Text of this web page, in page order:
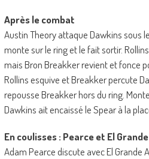
Après le combat
Austin Theory attaque Dawkins sous
monte sur le ring et le fait sortir.
mais Bron Breakker revient et fonce
Rollins esquive et Breakker percute
repousse Breakker hors du ring.
Dawkins ait encaissé le Spear à la
En coulisses : Pearce et El
Adam Pearce discute avec El Grande